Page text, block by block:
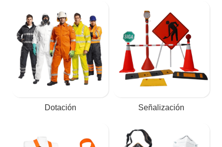
Dotación Señalización